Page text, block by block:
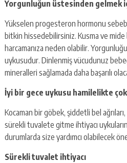
Yorgunluğun üstesinden gelmek
Yükselen progesteron hormonu
bitkin hissedebilirsiniz. Kusma ve mide
harcamanıza neden olabilir.
uykusudur. Dinlenmiş vücudunuz
mineralleri sağlamada daha başarılı
İyi bir gece uykusu hamilelikte
Kocaman bir göbek, şiddetli bel
sürekli tuvalete gitme ihtiyacı
durumlarda size yardımcı olabilecek
Sürekli tuvalet ihtiyacı